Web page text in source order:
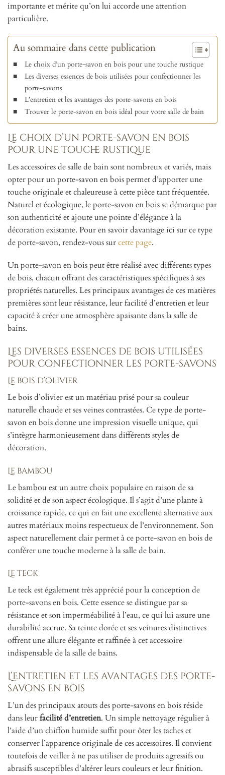
importante et mérite qu’on lui accorde une attention
particulière.
Au sommaire dans cette publication
Le choix d’un porte-savon en bois pour une touche rustique
Les diverses essences de bois utilisées pour confectionner les
porte-savons
L’entretien et les avantages des porte-savons en bois
Trouver le porte-savon en bois idéal pour votre salle de bain
Le choix d’un porte-savon en bois
pour une touche rustique
Les accessoires de salle de bain sont nombreux et variés, mais
opter pour un porte-savon en bois permet d’apporter une
touche originale et chaleureuse à cette pièce tant fréquentée.
Naturel et écologique, le porte-savon en bois se démarque par
son authenticité et ajoute une pointe d’élégance à la
décoration existante. Pour en savoir davantage ici sur ce type
de porte-savon, rendez-vous surcette page.
Un porte-savon en bois peut être réalisé avec différents types
de bois, chacun offrant des caractéristiques spécifiques à ses
propriétés naturelles. Les principaux avantages de ces matières
premières sont leur résistance, leur facilité d’entretien et leur
capacité à créer une atmosphère apaisante dans la salle de
bains.
Les diverses essences de bois utilisées
pour confectionner les porte-savons
Le bois d’olivier
Le bois d’olivier est un matériau prisé pour sa couleur
naturelle chaude et ses veines contrastées. Ce type de porte-
savon en bois donne une impression visuelle unique, qui
s’intègre harmonieusement dans différents styles de
décoration.
Le bambou
Le bambou est un autre choix populaire en raison de sa
solidité et de son aspect écologique. Il s’agit d’une plante à
croissance rapide, ce qui en fait une excellente alternative aux
autres matériaux moins respectueux de l’environnement. Son
aspect naturellement clair permet à ce porte-savon en bois de
conférer une touche moderne à la salle de bain.
Le teck
Le teck est également très apprécié pour la conception de
porte-savons en bois. Cette essence se distingue par sa
résistance et son imperméabilité à l’eau, ce qui lui assure une
durabilité accrue. Sa teinte dorée et ses veinures distinctives
offrent une allure élégante et raffinée à cet accessoire
indispensable de la salle de bains.
L’entretien et les avantages des porte-
savons en bois
L’un des principaux atouts des porte-savons en bois réside
dans leurfacilité d’entretien. Un simple nettoyage régulier à
l’aide d’un chiffon humide suffit pour ôter les taches et
conserver l’apparence originale de ces accessoires. Il convient
toutefois de veiller à ne pas utiliser de produits agressifs ou
abrasifs susceptibles d’altérer leurs couleurs et leur finition.